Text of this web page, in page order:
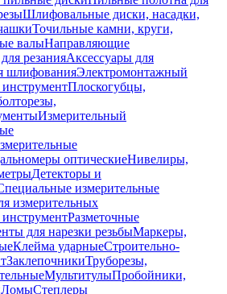
Шлифовальные диски, насадки,
Точильные камни, круги,
валыНаправляющие
резанияАксессуары для
шлифованияЭлектромонтажный
Плоскогубцы,
Измерительный
оптическиеНивелиры,
Детекторы и
измерительные
измерительных
Разметочные
для нарезки резьбыМаркеры,
Клейма ударныеСтроительно-
ЗаклепочникиТруборезы,
МультитулыПробойники,
ЛомыСтеплеры